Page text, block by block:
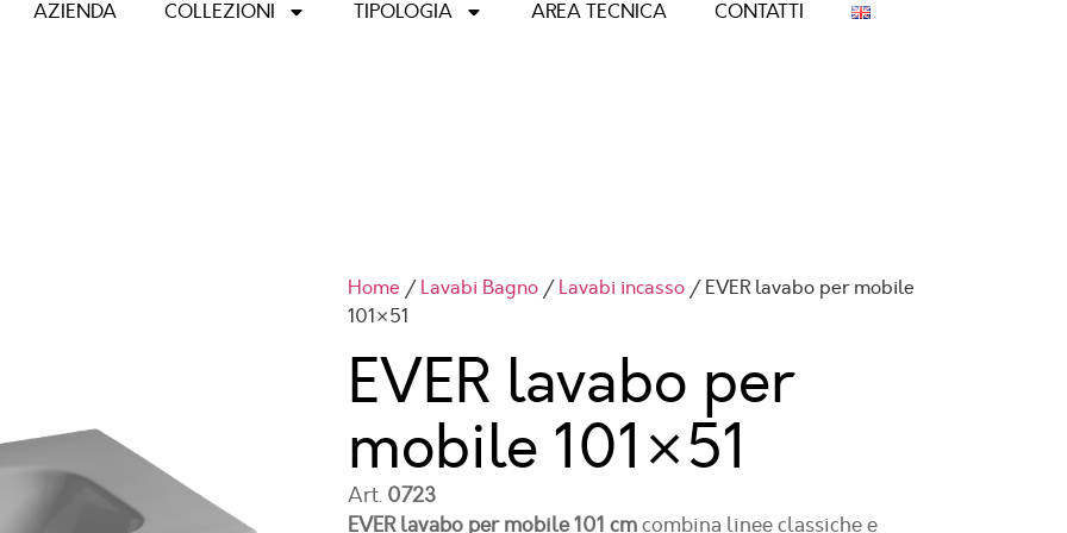
AZIENDA COLLEZIONI TIPOLOGIA AREA TECNICA CONTATTI
Home /Lavabi Bagno/Lavabi incasso/ EVER lavabo per mobile
101×51
EVER lavabo per
mobile 101×51
Art. 0723
EVER lavabo per mobile 101 cmcombina linee classiche e